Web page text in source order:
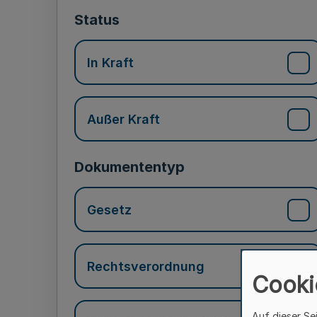
Status
In Kraft
Außer Kraft
Dokumententyp
Gesetz
Rechtsverordnung